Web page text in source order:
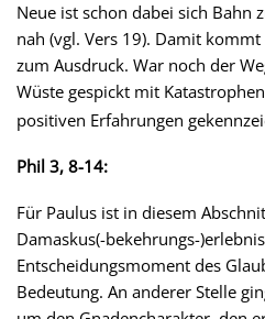
Neue ist schon dabei sich Bahn
nah (vgl. Vers 19). Damit
zum Ausdruck. War noch der
Wüste gespickt mit
positiven Erfahrungen
Phil 3, 8-14:
Für Paulus ist in diesem
Damaskus(-bekehrungs-
Entscheidungsmoment des
Bedeutung. An anderer Stelle